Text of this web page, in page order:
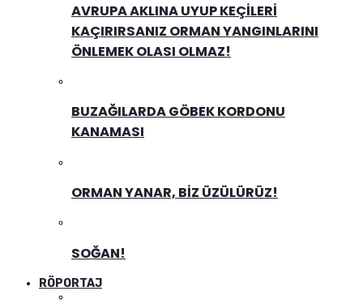
AVRUPA AKLINA UYUP KEÇILERI
KAÇIRIRSANIZ ORMAN YANGINLARINI
ÖNLEMEK OLASI OLMAZ!
BUZAĞILARDA GÖBEK KORDONU
KANAMASI
ORMAN YANAR, BIZ ÜZÜLÜRÜZ!
SOĞAN!
RÖPORTAJ